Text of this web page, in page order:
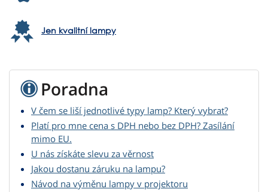
Jen kvalitní lampy
Poradna
V čem se liší jednotlivé typy lamp? Který vybrat?
Platí pro mne cena s DPH nebo bez DPH? Zasílání
mimo EU.
U nás získáte slevu za věrnost
Jakou dostanu záruku na lampu?
Návod na výměnu lampy v projektoru